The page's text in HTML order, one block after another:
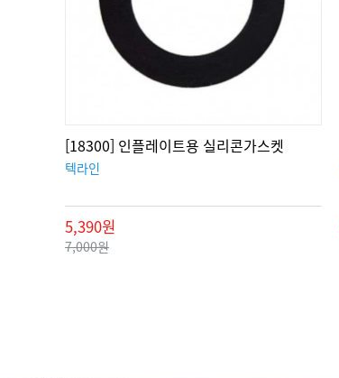
[18300] 인플레이트용 실리콘가스켓
텍라인
5,390원
7,000원